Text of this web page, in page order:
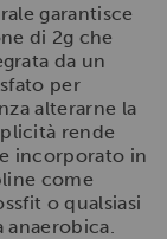
garantisce
di 2g che
da un
per
alterarne la
rende
incorporato in
come
o qualsiasi